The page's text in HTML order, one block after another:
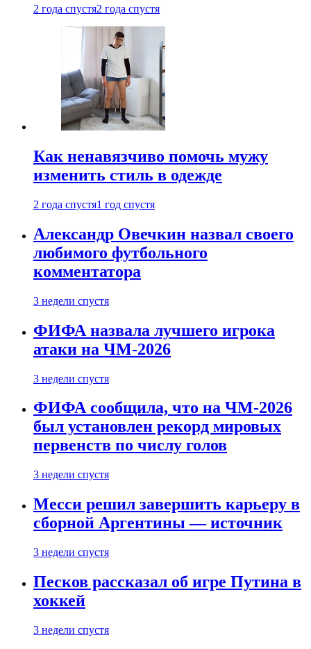
2 года спустя2 года спустя
Как ненавязчиво помочь мужу
изменить стиль в одежде
2 года спустя1 год спустя
Александр Овечкин назвал своего
любимого футбольного
комментатора
3 недели спустя
ФИФА назвала лучшего игрока
атаки на ЧМ-2026
3 недели спустя
ФИФА сообщила, что на ЧМ-2026
был установлен рекорд мировых
первенств по числу голов
3 недели спустя
Месси решил завершить карьеру в
сборной Аргентины — источник
3 недели спустя
Песков рассказал об игре Путина в
хоккей
3 недели спустя